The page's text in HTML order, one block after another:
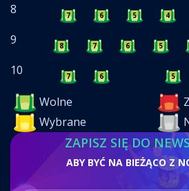
8 7 6 5 4
9 8 7 6 5
10 7 6 5
Wolne
Wybrane
ZAPISZ SIĘ DO
ABY BYĆ NA BIEŻĄCO Z